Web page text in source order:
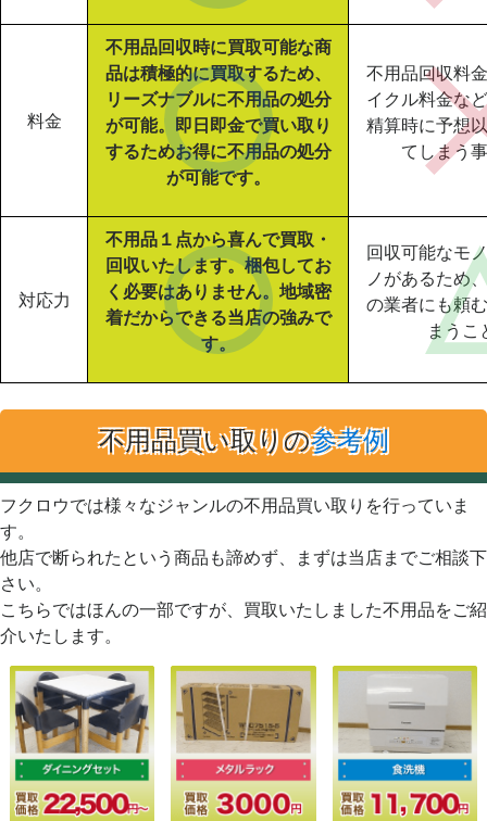
料金
不用品回収時に買取可能な商
品は積極的に買取するため、
リーズナブルに不用品の処分
が可能。即日即金で買い取り
するためお得に不用品の処分
が可能です。
不用品回収料
イクル料金な
精算時に予想
てしまう
対応力
不用品１点から喜んで買取・
回収いたします。梱包してお
く必要はありません。地域密
着だからできる当店の強みで
す。
回収可能なモ
ノがあるため
の業者にも頼
まうこ
不用品買い取りの参考例
フクロウでは様々なジャンルの不用品買い取りを行っていま
す。
他店で断られたという商品も諦めず、まずは当店までご相談下
さい。
こちらではほんの一部ですが、買取いたしました不用品をご紹
介いたします。